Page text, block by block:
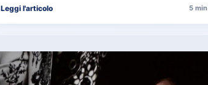
Leggi l'articolo 5 min